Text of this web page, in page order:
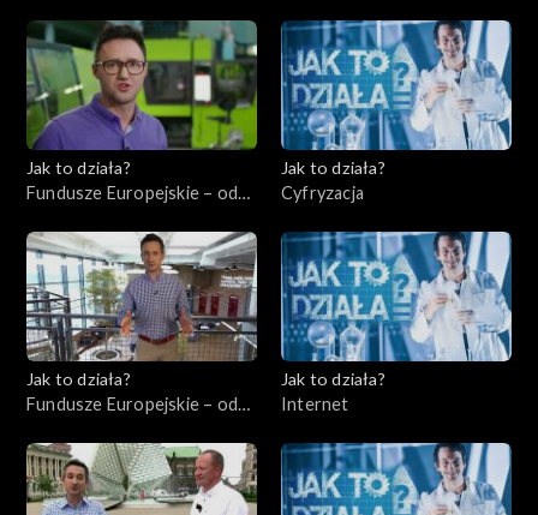
ochrona zdrowia
Jak to działa?
Fundusze Europejskie – odc.
Jak to działa?
Cyfryzacja
Jak to działa?
Fundusze Europejskie – odc.
Jak to działa?
Internet